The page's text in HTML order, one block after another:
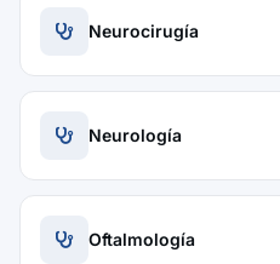
Neurocirugía
Neurología
Oftalmología